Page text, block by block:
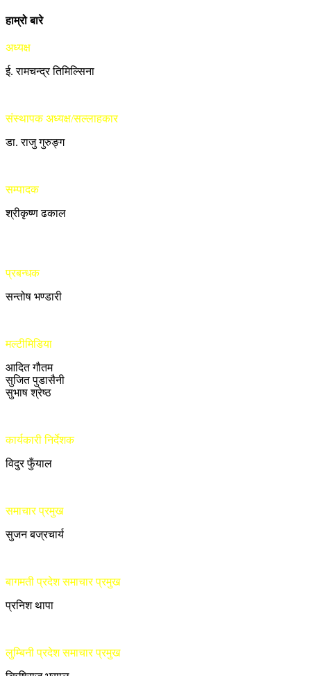
हाम्रो बारे
अध्यक्ष
ई. रामचन्द्र तिमिल्सिना
संस्थापक अध्यक्ष/सल्लाहकार
डा. राजु गुरुङ्ग
सम्पादक
श्रीकृष्ण ढकाल
प्रबन्धक
सन्तोष भण्डारी
मल्टीमिडिया
आदित गौतम
सुजित पुडासैनी
सुभाष श्रेष्ठ
कार्यकारी निर्देशक
विदुर फुँयाल
समाचार प्रमुख
सुजन बज्रचार्य
बागमती प्रदेश समाचार प्रमुख
प्रनिश थापा
लुम्बिनी प्रदेश समाचार प्रमुख